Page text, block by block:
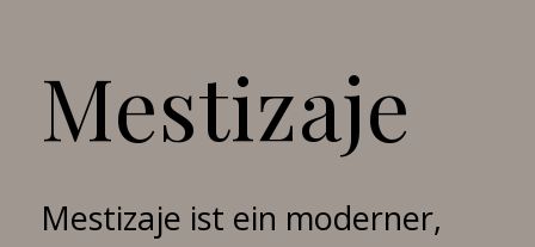
Mestizaje
Mestizaje ist ein moderner,